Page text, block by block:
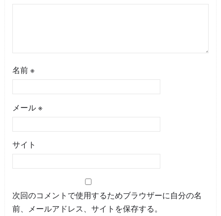
名前 ※
メール ※
サイト
次回のコメントで使用するためブラウザーに自分の名
前、メールアドレス、サイトを保存する。